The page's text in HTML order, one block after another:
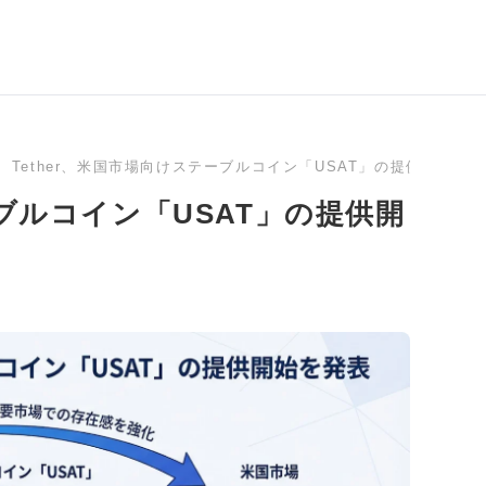
Tether、米国市場向けステーブルコイン「USAT」の提供開始を
コイン「USAT」の提供開